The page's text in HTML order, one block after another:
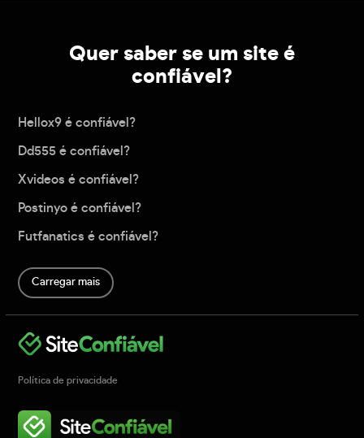
Quer saber se um site é
confiável?
Hellox9 é confiável?
Dd555 é confiável?
Xvideos é confiável?
Postinyo é confiável?
Futfanatics é confiável?
Carregar mais
Política de privacidade